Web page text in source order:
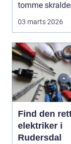
tomme
Reng&...
03 marts 2026
Find den
elektriker i
Rudersdal